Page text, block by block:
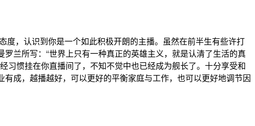
，认识到你是一个如此积极开朗的主播。虽然在前半生有些许打
兰所写：“世界上只有一种真正的英雄主义，就是认清了生活的真
习惯挂在你直播间了，不知不觉中也已经成为舰长了。十分享受和
成，越播越好，可以更好的平衡家庭与工作，也可以更好地调节因